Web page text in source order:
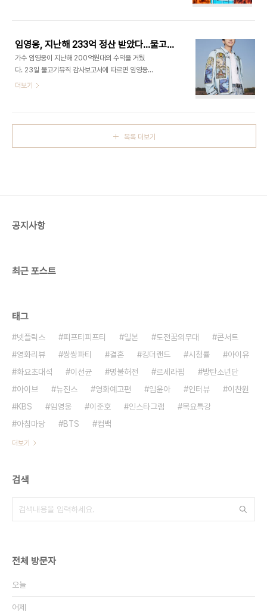
티켓 파워를 과시했다. 이어 상징성이 있는 스타디움
이'와 '보금자리', '계단말고 엘리베이터' 등으로 화려
하고 에너지 넘치는 무대를 이어갔다. 특히 임영웅은
'춤신춤왕' 면모도 제대로 뽐냈다. 댄서 립제이의 안
무도 볼 수 있었던 '런던보이'를 비롯해 떼창 유발송
이자 챌린지 중인
영웅, 상암 콘서트 성료…10만 관객과 첫 스타디움
임영웅, 지난해 233억 정산 받았다…물고기뮤직 매출액은 360억
가수 임영웅이 지난해 200억원대의 수익을 거뒀
다. 23일 물고기뮤직 감사보고서에 따르면 임영웅은
지난해 소속사 물고기뮤직으로부터 총 233억 원 가
정산금 31억 원, 임영웅 몫의 배당금 10억 원을 합친
더보기
목록 더보기
공지사항
최근 포스트
태그
넷플릭스 피프티피프티 일본 도전꿈의무대
콘서트
영화리뷰
쌍쌍파티 결혼 킹더랜드 시청률
아이유
화요초대석
이선균 명불허전 르세라핌
방탄소년단
아이브
뉴진스 영화예고편 임윤아 인터뷰
이찬원
KBS
임영웅 이준호 인스타그램
목요특강
아침마당
BTS 컴백
더보기
검색
전체 방문자
오늘
어제